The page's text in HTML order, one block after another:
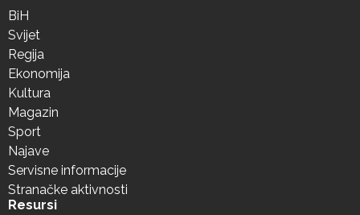
BiH
Svijet
Regija
Ekonomija
Kultura
Magazin
Sport
Najave
Servisne informacije
Stranačke aktivnosti
Resursi